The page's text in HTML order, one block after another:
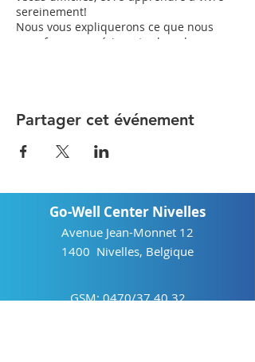
sereinement!
Nous vous expliquerons ce que nous
vous ferons expérimenter lors des
Ne manquez pas cette occasion unique
d’investir en vous et en votre bien-être
Partager cet événement
Go-Well Center Nivelles
Avenue Jean-Monnet 12
1400 Nivelles, Belgique
GSM: 0470/37.40.32